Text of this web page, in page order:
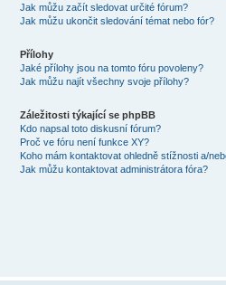
Jak můžu začít sledovat určité fórum?
Jak můžu ukončit sledování témat nebo fór?
Přílohy
Jaké přílohy jsou na tomto fóru povoleny?
Jak můžu najít všechny svoje přílohy?
Záležitosti týkající se phpBB
Kdo napsal toto diskusní fórum?
Proč ve fóru není funkce XY?
Koho mám kontaktovat ohledně stížnosti a/
Jak můžu kontaktovat administrátora fóra?